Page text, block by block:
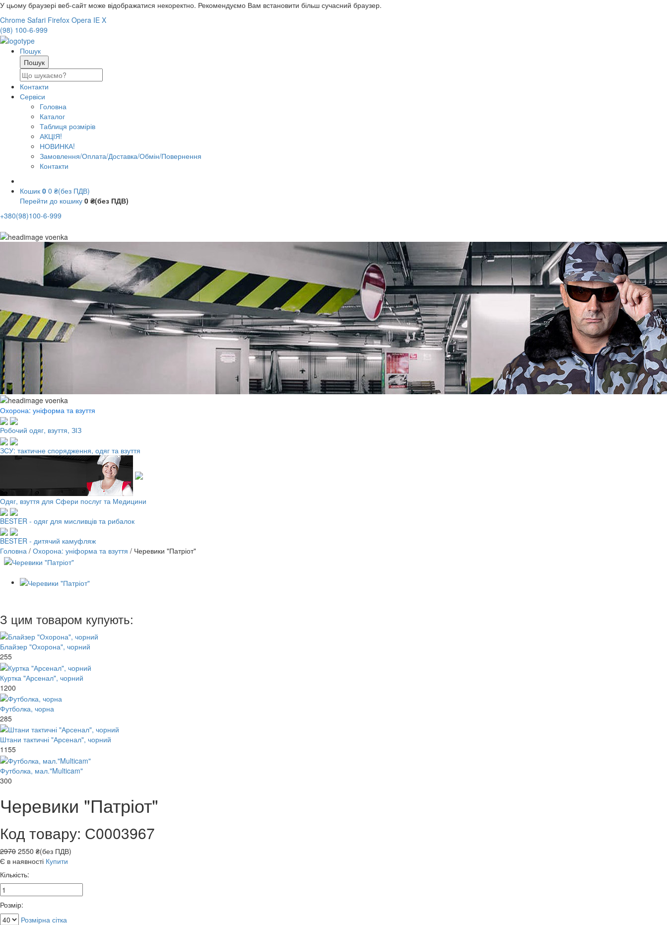
У цьому браузері веб-сайт може відображатися некоректно. Рекомендуємо Вам встановити більш сучасний браузер.
Chrome Safari Firefox Opera IE X
(98) 100-6-999
Пошук
Контакти
Сервіси
Головна
Каталог
Таблиця розмірів
АКЦІЯ!
НОВИНКА!
Замовлення/Оплата/Доставка/Обмін/Повернення
Контакти
Кошик 0 0 ₴(без ПДВ)
Перейти до кошику 0 ₴(без ПДВ)
+380(98)100-6-999
Охорона: уніформа та взуття
Робочий одяг, взуття, ЗІЗ
ЗСУ: тактичне спорядження, одяг та взуття
Одяг, взуття для Сфери послуг та Медицини
BESTER - одяг для мисливців та рибалок
BESTER - дитячий камуфляж
Головна / Охорона: уніформа та взуття / Черевики "Патріот"
З цим товаром купують:
Блайзер "Охорона", чорний
255
Куртка "Арсенал", чорний
1200
Футболка, чорна
285
Штани тактичні "Арсенал", чорний
1155
Футболка, мал."Multicam"
300
Черевики "Патріот"
Код товару: С0003967
2970 2550 ₴(без ПДВ)
Є в наявності Купити
Кількість:
Розмір:
Розмірна сітка